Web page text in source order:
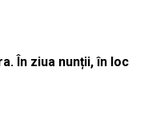
În ziua nunții, în loc